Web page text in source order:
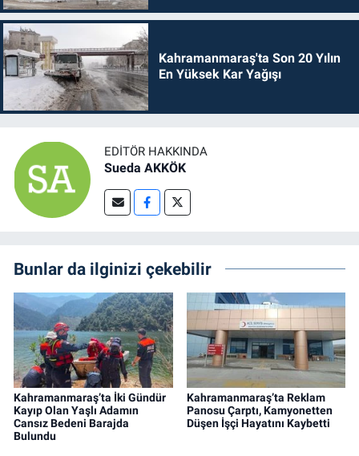
Kahramanmaraş'ta Son 20 Yılın
En Yüksek Kar Yağışı
EDITÖR HAKKINDA
Sueda AKKÖK
Bunlar da ilginizi çekebilir
Kahramanmaraş’ta İki Gündür
Kayıp Olan Yaşlı Adamın
Cansız Bedeni Barajda
Bulundu
Kahramanmaraş’ta Reklam
Panosu Çarptı, Kamyonetten
Düşen İşçi Hayatını Kaybetti